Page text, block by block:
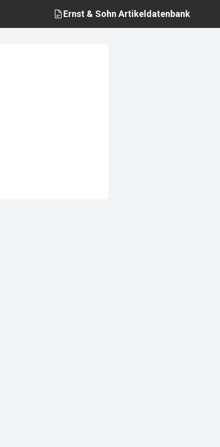
Ernst & Sohn Artikeldatenbank